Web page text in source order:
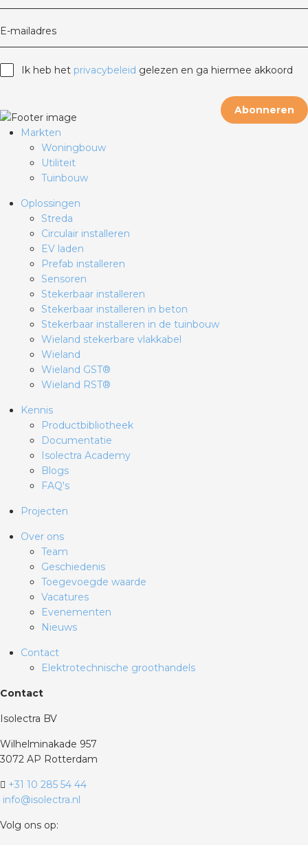
E-mailadres
Ik heb het privacybeleid gelezen en ga hiermee akkoord
Abonneren
Markten
Woningbouw
Utiliteit
Tuinbouw
Oplossingen
Streda
Circulair installeren
EV laden
Prefab installeren
Sensoren
Stekerbaar installeren
Stekerbaar installeren in beton
Stekerbaar installeren in de tuinbouw
Wieland stekerbare vlakkabel
Wieland
Wieland GST®
Wieland RST®
Kennis
Productbibliotheek
Documentatie
Isolectra Academy
Blogs
FAQ's
Projecten
Over ons
Team
Geschiedenis
Toegevoegde waarde
Vacatures
Evenementen
Nieuws
Contact
Elektrotechnische groothandels
Contact
Isolectra BV
Wilhelminakade 957
3072 AP Rotterdam
+31 10 285 54 44
info@isolectra.nl
Volg ons op: